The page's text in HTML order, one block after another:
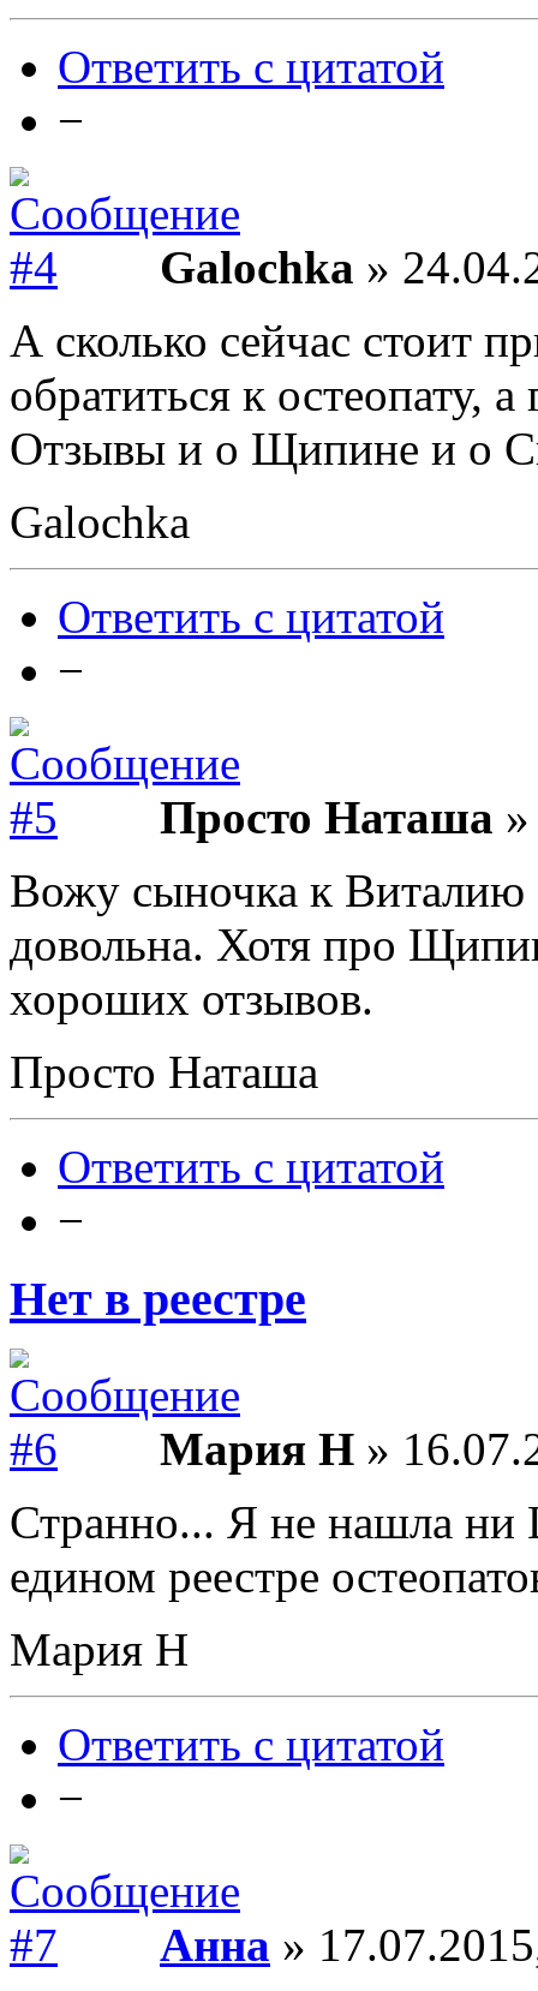
Ответить с цитатой
−
Galochka »
А сколько сейчас стоит
обратиться к остеопату,
Отзывы и о Щипине и о
Galochka
Ответить с цитатой
−
Просто Наташа
Вожу сыночка к Виталию
довольна. Хотя про
хороших отзывов.
Просто Наташа
Ответить с цитатой
−
Нет в реестре
Мария Н »
Странно... Я не нашла
едином реестре
Мария Н
Ответить с цитатой
−
Анна »